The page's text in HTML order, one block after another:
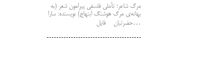
بهانه‌ی مرگ هوشنگ ابتهاج) نویسنده: سارا
حضرتیان فایل…